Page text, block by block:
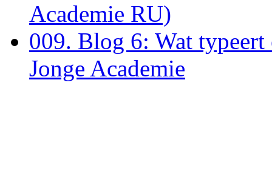
Academie RU)
009. Blog 6: Wat typeert
Jonge Academie